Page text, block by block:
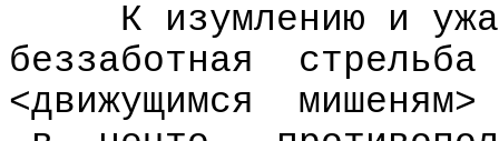
К изумлению и
беззаботная
стрельба
<движущимся
мишеням>